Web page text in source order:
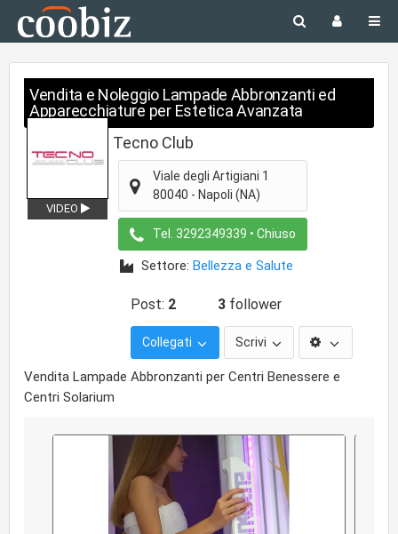
VIDEO
Vendita e Noleggio Lampade Abbronzanti ed
Apparecchiature per Estetica Avanzata
Tecno Club
Viale degli Artigiani 1
80040 - Napoli (NA)
Tel. 3292349339 • Chiuso
Settore: Bellezza e Salute
Post: 2 3 follower
Collegati Scrivi
Vendita Lampade Abbronzanti per Centri Benessere e
Centri Solarium